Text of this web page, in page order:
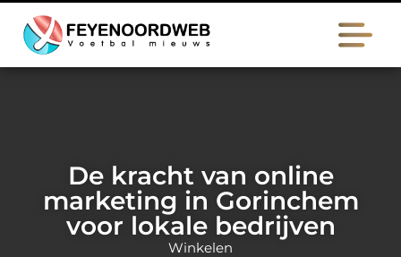
De kracht van online
marketing in Gorinchem
voor lokale bedrijven
Winkelen